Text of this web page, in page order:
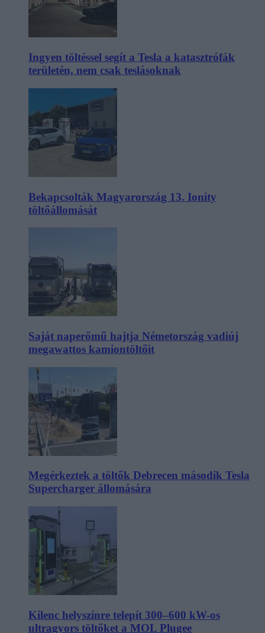
Ingyen töltéssel segít a Tesla a katasztrófák
területén, nem csak teslásoknak
Bekapcsolták Magyarország 13. Ionity
töltőállomását
Saját naperőmű hajtja Németország vadiúj
megawattos kamiontöltőit
Megérkeztek a töltők Debrecen második Tesla
Supercharger állomására
Kilenc helyszínre telepít 300–600 kW-os
ultragyors töltőket a MOL Plugee